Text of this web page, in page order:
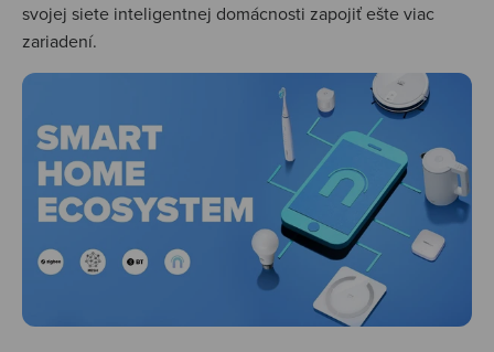
svojej siete inteligentnej domácnosti zapojiť ešte viac
zariadení.